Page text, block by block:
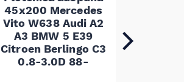
45x200 Mercedes
Vito W638 Audi A2
A3 BMW 5 E39
Citroen Berlingo C3
0.8-3.0D 88-